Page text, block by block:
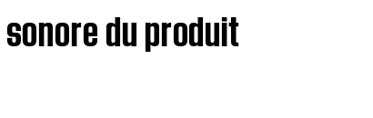
du produit